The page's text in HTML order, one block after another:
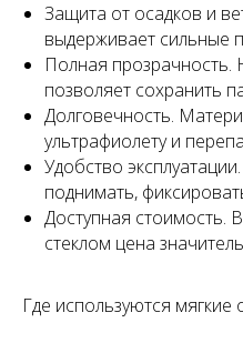
Защита от осадков и
выдерживает сильные
Полная прозрачность.
позволяет сохранить
Долговечность.
ультрафиолету и
Удобство
поднимать,
Доступная стоимость.
стеклом цена
Где используются мягкие